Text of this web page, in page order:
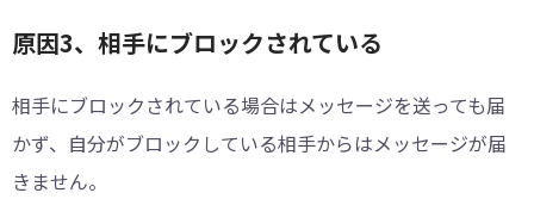
原因3、相手にブロックされている
相手にブロックされている場合はメッセージを送っても届
かず、自分がブロックしている相手からはメッセージが届
きません。